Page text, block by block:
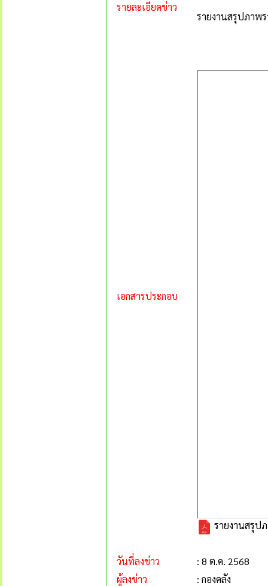
รายละเอียดข่าว
รายงานสรุปภาพร
เอกสารประกอบ
รายงานสรุป
วันที่ลงข่าว
: 8 ต.ค. 2568
ผู้ลงข่าว
: กองคลัง